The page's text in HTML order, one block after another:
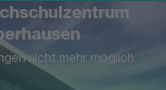
nicht mehr möglich